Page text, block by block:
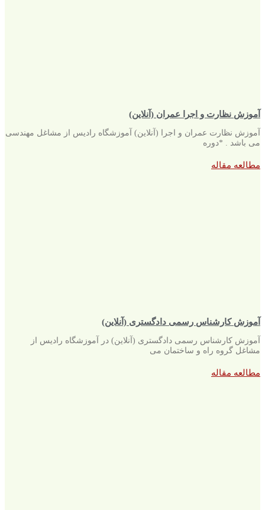
آموزش نظارت و اجرا عمران (آنلاین)
آموزش نظارت عمران و اجرا (آنلاین) آموزشگاه رادیس از مشاغل مهندسی
می باشد . *دوره
مطالعه مقاله
آموزش کارشناس رسمی دادگستری (آنلاین)
آموزش کارشناس رسمی دادگستری (آنلاین) در آموزشگاه رادیس از
مشاغل گروه راه و ساختمان می
مطالعه مقاله